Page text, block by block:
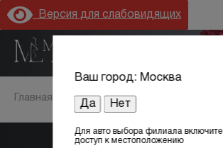
Версия для слабовидящих
Главная Контакты
Ваш город: Москва
Да Нет
Для авто выбора филиала включите
доступ к местоположению